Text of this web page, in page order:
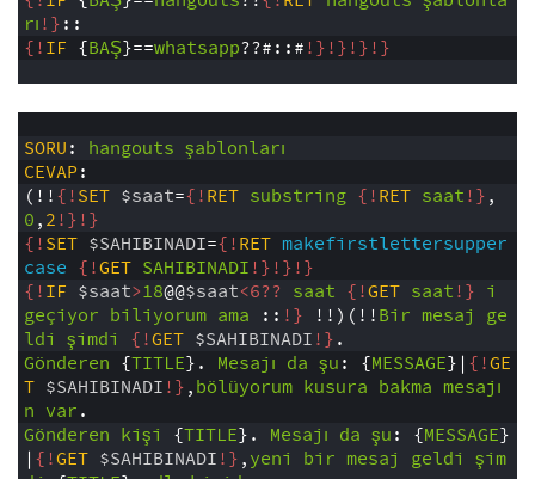
rı!}::
{!IF {BAŞ}==whatsapp??#::#!}!}!}!}
SORU: hangouts şablonları
CEVAP:
(!!{!SET $saat={!RET substring {!RET saat!},
0,2!}!}
{!SET $SAHIBINADI={!RET makefirstlettersupper
case {!GET SAHIBINADI!}!}!}
{!IF $saat>18@@$saat<6?? saat {!GET saat!} i
geçiyor biliyorum ama :: !} !!)(!!Bir mesaj ge
ldi şimdi {!GET $SAHIBINADI!}.
Gönderen {TITLE}. Mesajı da şu: {MESSAGE}| {!GE
T $SAHIBINADI!},bölüyorum kusura bakma mesajı
n var.
Gönderen kişi {TITLE}. Mesajı da şu: {MESSAGE}
| {!GET $SAHIBINADI!},yeni bir mesaj geldi şim